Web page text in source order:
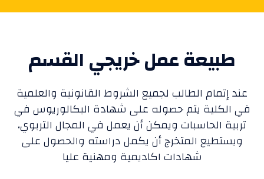
طبيعة عمل خريجي القسم
عند إتمام الطالب لجميع الشروط القانونية والعلمية
في الكلية يتم حصوله على شهادة البكالوريوس في
تربية الحاسبات ويمكن أن يعمل في المجال التربوي،
ويستطيع المتخرج أن يكمل دراسته والحصول على
شهادات اكاديمية ومهنية عليا